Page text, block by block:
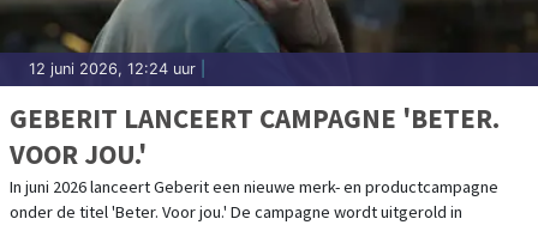
12 juni 2026, 12:24 uur
GEBERIT LANCEERT CAMPAGNE 'BETER.
VOOR JOU.'
In juni 2026 lanceert Geberit een nieuwe merk- en productcampagne
onder de titel 'Beter. Voor jou.' De campagne wordt uitgerold in